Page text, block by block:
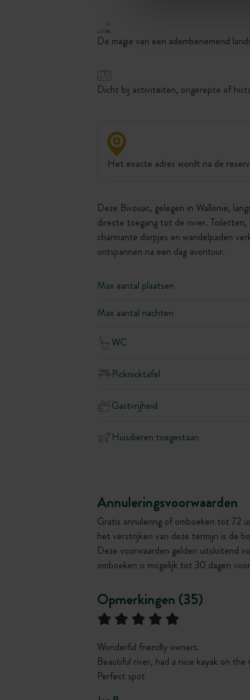
De magie van een adembenemend
Dicht bij activiteiten, ongerepte of
Het exacte adres wordt na de
Deze Bivouac, gelegen in Wallonië,
directe toegang tot de rivier. Toiletten,
charmante dorpjes en wandelpaden
ontspannen na een dag avontuur.
Max aantal plaatsen
Max aantal nachten
WC
Picknicktafel
Gastvrijheid
Huisdieren toegestaan
Annuleringsvoorwaarden
Gratis annulering of omboeken tot 72
het verstrijken van deze termijn is de
Deze voorwaarden gelden uitsluitend
omboeken is mogelijk tot 30 dagen
Opmerkingen (35)
Wonderful friendly owners.
Beautiful river, had a nice kayak on the
Perfect spot